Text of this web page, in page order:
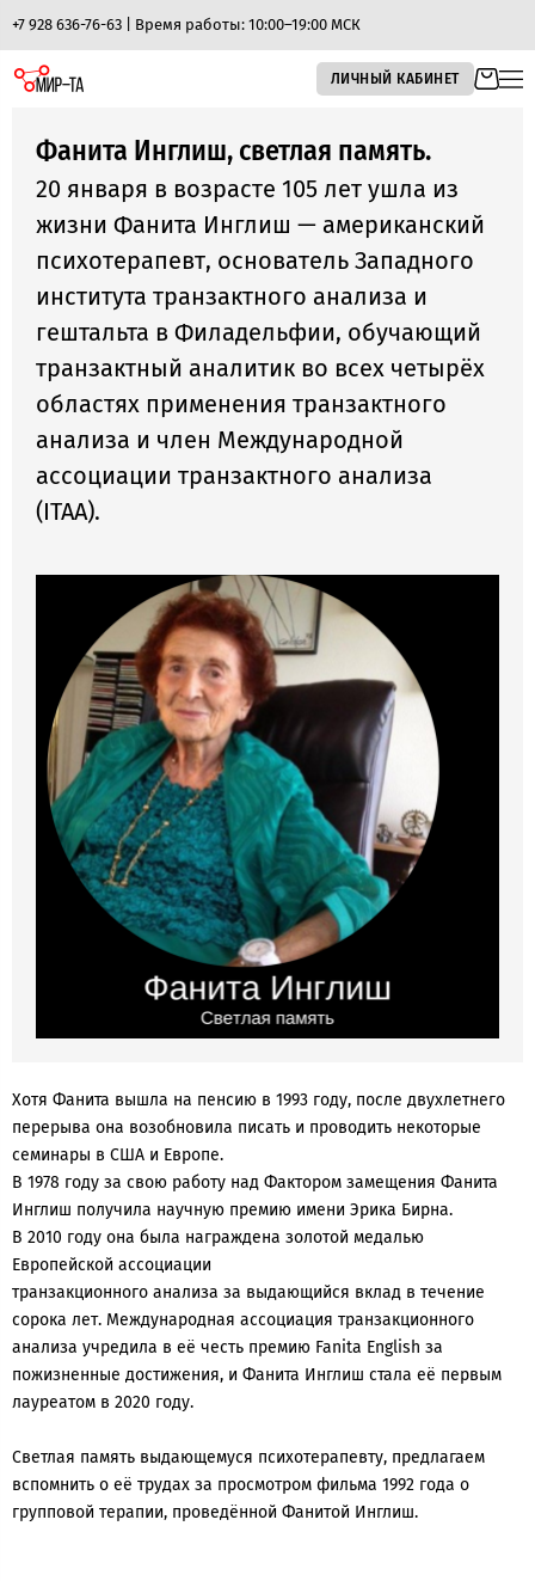
+7 928 636-76-63 | Время работы: 10:00–19:00 МСК
ЛИЧНЫЙ КАБИНЕТ
Фанита Инглиш, светлая память.
20 января в возрасте 105 лет ушла из
жизни Фанита Инглиш — американский
психотерапевт, основатель Западного
института транзактного анализа и
гештальта в Филадельфии, обучающий
транзактный аналитик во всех четырёх
областях применения транзактного
анализа и член Международной
ассоциации транзактного анализа
(ITAA).
Хотя Фанита вышла на пенсию в 1993 году, после двухлетнего
перерыва она возобновила писать и проводить некоторые
семинары в США и Европе.
В 1978 году за свою работу над Фактором замещения Фанита
Инглиш получила научную премию имени Эрика Бирна.
В 2010 году она была награждена золотой медалью
Европейской ассоциации
транзакционного анализа за выдающийся вклад в течение
сорока лет. Международная ассоциация транзакционного
анализа учредила в её честь премию Fanita English за
пожизненные достижения, и Фанита Инглиш стала её первым
лауреатом в 2020 году.
Светлая память выдающемуся психотерапевту, предлагаем
вспомнить о её трудах за просмотром фильма 1992 года о
групповой терапии, проведённой Фанитой Инглиш.